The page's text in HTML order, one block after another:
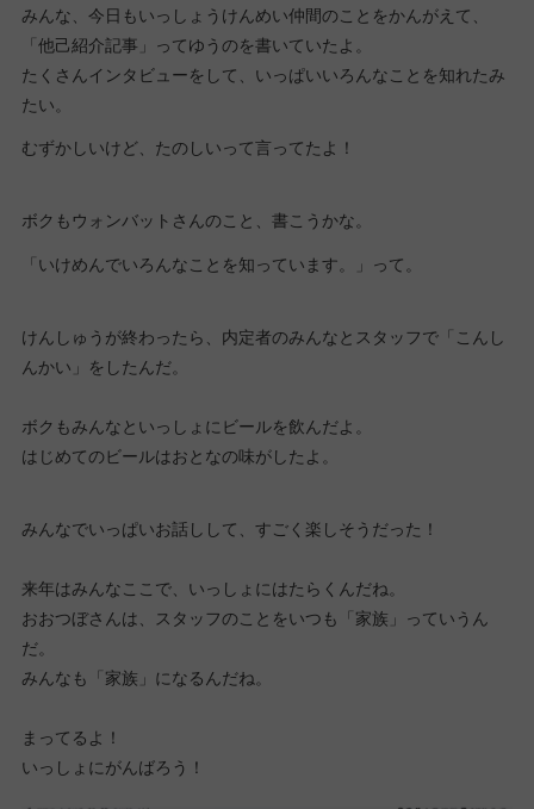
みんな、今日もいっしょうけんめい仲間のことをかんがえて、
「他己紹介記事」ってゆうのを書いていたよ。
たくさんインタビューをして、いっぱいいろんなことを知れたみ
たい。
むずかしいけど、たのしいって言ってたよ！
ボクもウォンバットさんのこと、書こうかな。
「いけめんでいろんなことを知っています。」って。
けんしゅうが終わったら、内定者のみんなとスタッフで「こんし
んかい」をしたんだ。
ボクもみんなといっしょにビールを飲んだよ。
はじめてのビールはおとなの味がしたよ。
みんなでいっぱいお話しして、すごく楽しそうだった！
来年はみんなここで、いっしょにはたらくんだね。
おおつぼさんは、スタッフのことをいつも「家族」っていうん
だ。
みんなも「家族」になるんだね。
まってるよ！
いっしょにがんばろう！